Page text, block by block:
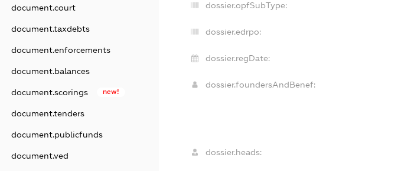
document.court
document.taxdebts
document.enforcements
document.balances
document.scorings new!
document.tenders
document.publicfunds
document.ved
dossier.opfSubType:
dossier.edrpo:
dossier.regDate:
dossier.foundersAndBenef:
dossier.heads: